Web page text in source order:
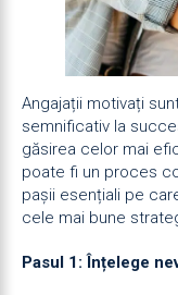
Angajații motivați
semnificativ la
găsirea celor mai
poate fi un proces
pașii esențiali pe
cele mai bune
Pasul 1: Înțelege